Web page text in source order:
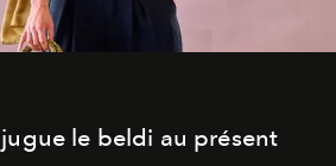
le beldi au présent